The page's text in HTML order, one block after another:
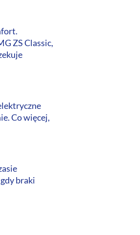
ZS Classic,
Co więcej,
braki